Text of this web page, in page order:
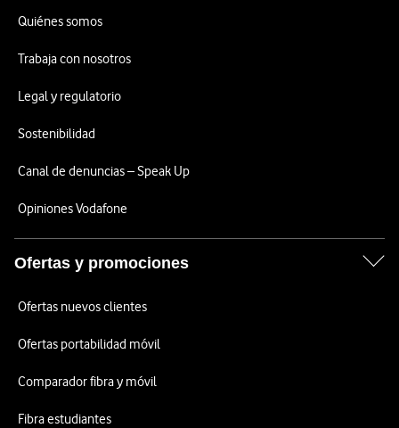
Quiénes somos
Trabaja con nosotros
Legal y regulatorio
Sostenibilidad
Canal de denuncias – Speak Up
Opiniones Vodafone
Ofertas y promociones
Ofertas nuevos clientes
Ofertas portabilidad móvil
Comparador fibra y móvil
Fibra estudiantes